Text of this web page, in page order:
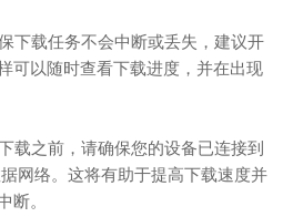
下载任务不会中断或丢失，建议开
可以随时查看下载进度，并在出现
载之前，请确保您的设备已连接到
网络。这将有助于提高下载速度并
断。